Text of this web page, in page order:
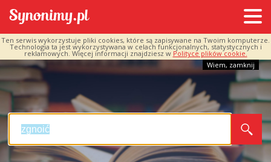
Ten serwis wykorzystuje pliki cookies, które są zapisywane na Twoim komputerze.
Technologia ta jest wykorzystywana w celach funkcjonalnych, statystycznych i
reklamowych. Więcej informacji znajdziesz w Polityce plików cookie.
Wiem, zamknij